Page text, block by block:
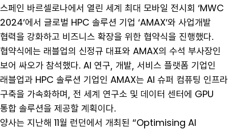
스페인 바르셀로나에서 열린 세계 최대 모바일 전시회 ‘MWC
2024’에서 글로벌 HPC 솔루션 기업 ‘AMAX’와 사업개발
협력을 강화하고 비즈니스 확장을 위한 협약식을 진행했다.
협약식에는 래블업의 신정규 대표와 AMAX의 수석 부사장인
보어 싸오가 참석했다. AI 연구, 개발, 서비스 플랫폼 기업인
래블업과 HPC 솔루션 기업인 AMAX는 AI 슈퍼 컴퓨팅 인프라
구축을 가속화하며, 전 세계 연구소 및 데이터 센터에 GPU
통합 솔루션을 제공할 계획이다.
양사는 지난해 11월 런던에서 개최된 “Optimising AI